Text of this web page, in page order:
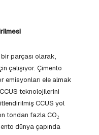
parçası olarak,
çalışıyor. Çimento
emisyonları ele almak
teknolojilerini
CCUS yol
tondan fazla CO₂
dünya çapında